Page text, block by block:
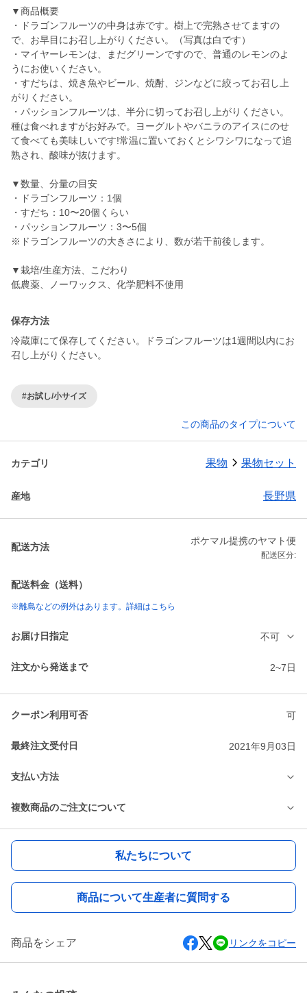
▼商品概要
・ドラゴンフルーツの中身は赤です。樹上で完熟させてますの
で、お早目にお召し上がりください。（写真は白です）
・マイヤーレモンは、まだグリーンですので、普通のレモンのよ
うにお使いください。
・すだちは、焼き魚やビール、焼酎、ジンなどに絞ってお召し上
がりください。
・パッションフルーツは、半分に切ってお召し上がりください。
種は食べれますがお好みで。ヨーグルトやバニラのアイスにのせ
て食べても美味しいです!常温に置いておくとシワシワになって追
熟され、酸味が抜けます。
▼数量、分量の目安
・ドラゴンフルーツ：1個
・すだち：10〜20個くらい
・パッションフルーツ：3〜5個
※ドラゴンフルーツの大きさにより、数が若干前後します。
▼栽培/生産方法、こだわり
保存方法
冷蔵庫にて保存してください。ドラゴンフルーツは1週間以内にお
召し上がりください。
#お試し/小サイズ
この商品のタイプについて
カテゴリ 果物 果物セット
産地 長野県
配送方法
ポケマル提携のヤマト便
配送区分:
配送料金（送料）
※離島などの例外はあります。詳細はこちら
お届け日指定 不可
注文から発送まで 2~7日
クーポン利用可否 可
最終注文受付日 2021年9月03日
支払い方法
複数商品のご注文について
私たちについて
商品について生産者に質問する
商品をシェア リンクをコピー